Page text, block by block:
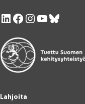
LinkedIn Facebook Instagram YouTube Bluesky
Lahjoita